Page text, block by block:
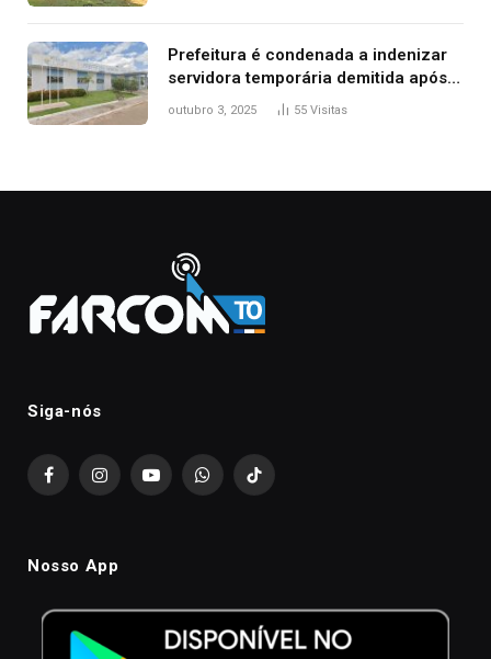
Prefeitura é condenada a indenizar
servidora temporária demitida após
nascimento da filha
outubro 3, 2025 55 Visitas
Siga-nós
FacebookInstagramYouTubeWhatsAppTikTok
Nosso App